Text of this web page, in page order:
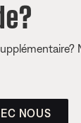
NOUS